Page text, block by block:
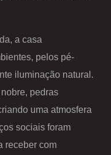
a casa
pelos pé-
iluminação natural.
pedras
uma atmosfera
sociais foram
receber com